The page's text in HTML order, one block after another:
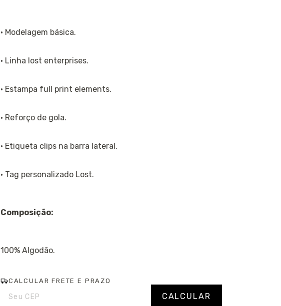
· Modelagem básica.
· Linha lost enterprises.
· Estampa full print elements.
· Reforço de gola.
· Etiqueta clips na barra lateral.
· Tag personalizado Lost.
Composição:
100% Algodão.
CALCULAR FRETE E PRAZO
Entregas para o CEP: Alterar CEP
CALCULAR